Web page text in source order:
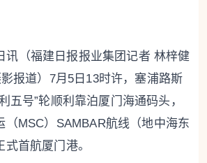
讯（福建日报报业集团记者 林梓健
报道）7月5日13时许，塞浦路斯
五号”轮顺利靠泊厦门海通码头，
（MSC）SAMBAR航线（地中海东
首航厦门港。